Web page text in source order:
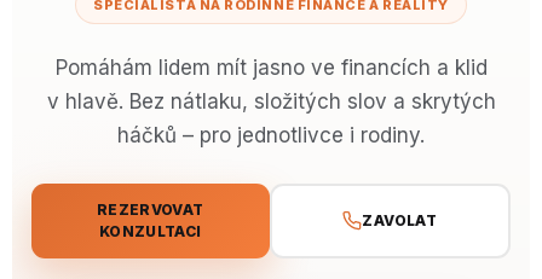
SPECIALISTA NA RODINNÉ FINANCE A REALITY
Pomáhám lidem mít jasno ve financích a klid
v hlavě. Bez nátlaku, složitých slov a skrytých
háčků – pro jednotlivce i rodiny.
REZERVOVAT
KONZULTACI
ZAVOLAT